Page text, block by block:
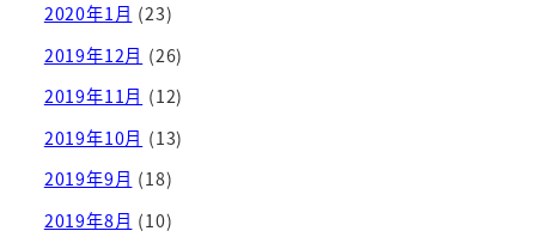
2020年1月 (23)
2019年12月 (26)
2019年11月 (12)
2019年10月 (13)
2019年9月 (18)
2019年8月 (10)